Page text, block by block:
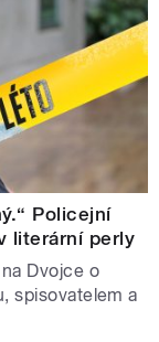
Policejní
literární perly
Dvojce o
spisovatelem a